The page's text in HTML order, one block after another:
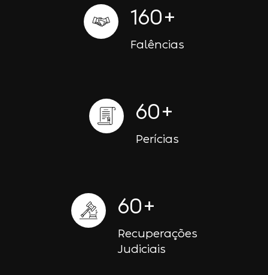
160+
Falências
60+
Perícias
60+
Recuperações
Judiciais